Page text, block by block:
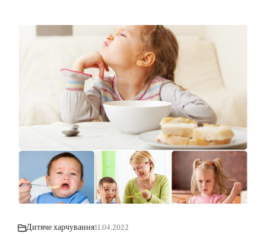
Дитяче харчування11.04.2022